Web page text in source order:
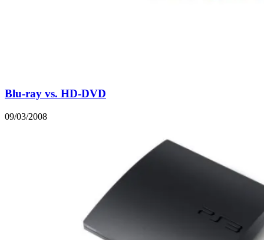
Blu-ray vs. HD-DVD
09/03/2008